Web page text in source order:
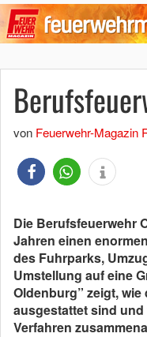
von Feuerwehr-Magazin
Die Berufsfeuerwehr
Jahren einen
des Fuhrparks,
Umstellung auf eine
Oldenburg” zeigt,
ausgestattet sind
Verfahren